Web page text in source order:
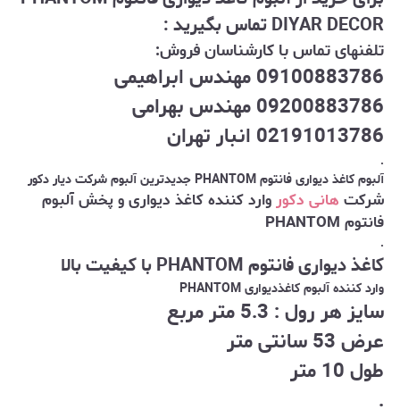
DIYAR DECOR تماس بگیرید :
تلفنهای تماس با کارشناسان فروش:
09100883786 مهندس ابراهیمی
09200883786 مهندس بهرامی
02191013786 انبار تهران
.
آلبوم کاغذ دیواری فانتوم PHANTOM جدیدترین آلبوم شرکت دیار دکور
شرکت هانی دکوروارد کننده کاغذ دیواری و پخش آلبوم
فانتوم PHANTOM
.
کاغذ دیواری فانتوم PHANTOM با کیفیت بالا
وارد کننده آلبوم کاغذدیواری PHANTOM
سایز هر رول : 5.3 متر مربع
عرض 53 سانتی متر
طول 10 متر
.